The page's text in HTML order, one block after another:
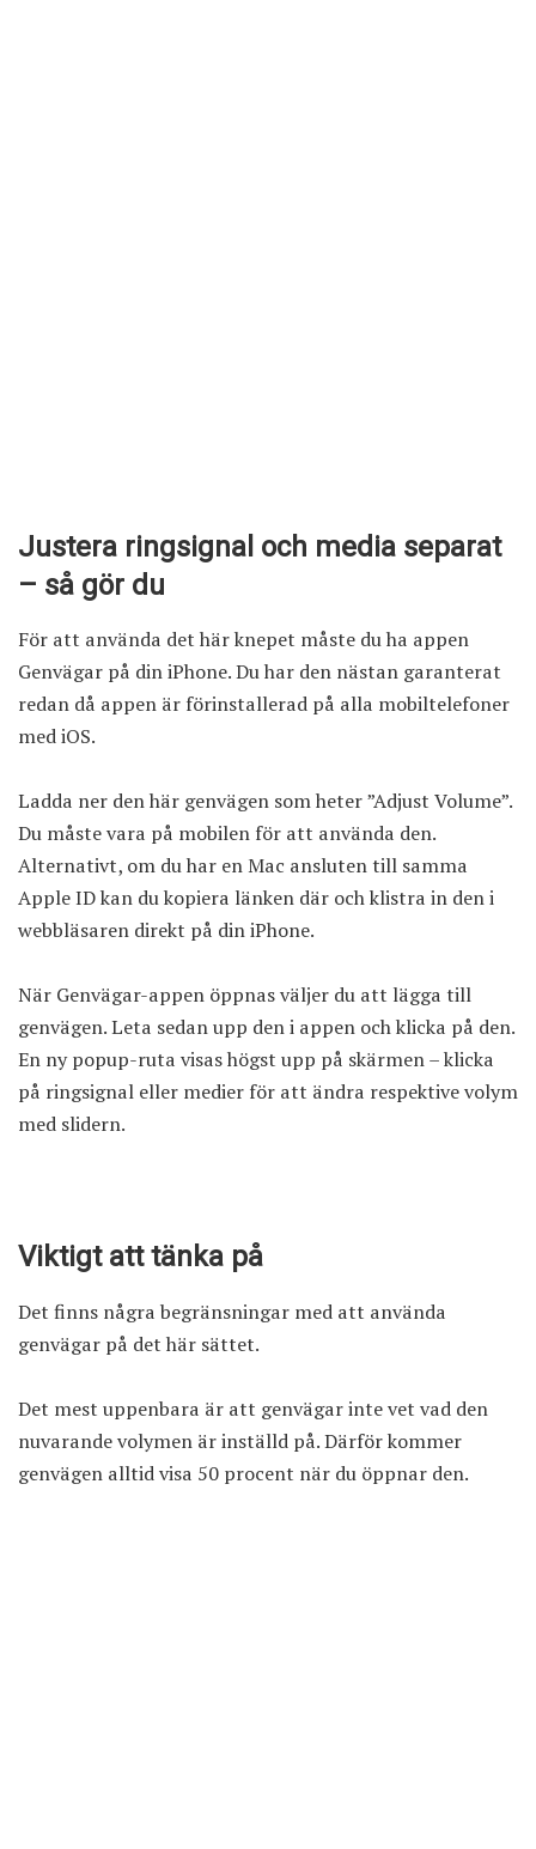
Justera ringsignal och media separat
– så gör du
För att använda det här knepet måste du ha appen
Genvägar på din iPhone. Du har den nästan garanterat
redan då appen är förinstallerad på alla mobiltelefoner
med iOS.
Ladda ner den här genvägen som heter ”Adjust Volume”.
Du måste vara på mobilen för att använda den.
Alternativt, om du har en Mac ansluten till samma
Apple ID kan du kopiera länken där och klistra in den i
webbläsaren direkt på din iPhone.
När Genvägar-appen öppnas väljer du att lägga till
genvägen. Leta sedan upp den i appen och klicka på den.
En ny popup-ruta visas högst upp på skärmen – klicka
på ringsignal eller medier för att ändra respektive volym
med slidern.
Viktigt att tänka på
Det finns några begränsningar med att använda
genvägar på det här sättet.
Det mest uppenbara är att genvägar inte vet vad den
nuvarande volymen är inställd på. Därför kommer
genvägen alltid visa 50 procent när du öppnar den.